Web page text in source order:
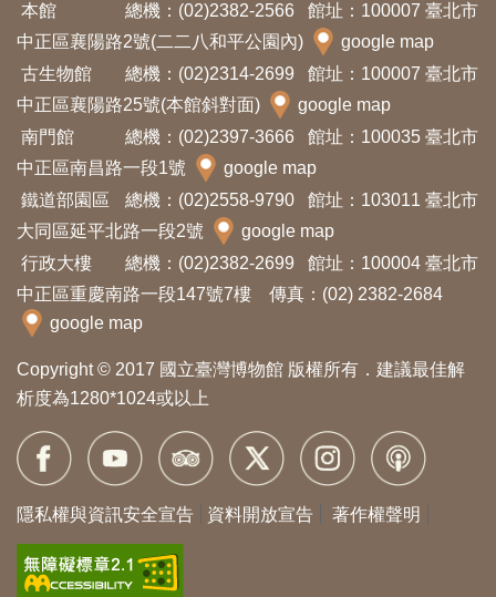
出
版
文
創
典
藏
研
究
民
務
政
府
公
本館 總機：(02)2382-2566
館址：100007 臺北市
中正區襄陽路2號(二二八和平公園內)
google map
古生物館
總機：(02)2314-2699
館址：100007 臺北市
中正區襄陽路25號(本館斜對面)
google map
南門館
總機：(02)2397-3666
館址：100035 臺北市
中正區南昌路一段1號
google map
鐵道部園區
總機：(02)2558-9790
館址：103011 臺北市
大同區延平北路一段2號
google map
行政大樓
總機：(02)2382-2699
館址：100004 臺北市
中正區重慶南路一段147號7樓 傳真：(02) 2382-2684
google map
Copyright © 2017 國立臺灣博物館 版權所有．建議最佳解
析度為1280*1024或以上
隱私權與資訊安全宣告 資料開放宣告 著作權聲明